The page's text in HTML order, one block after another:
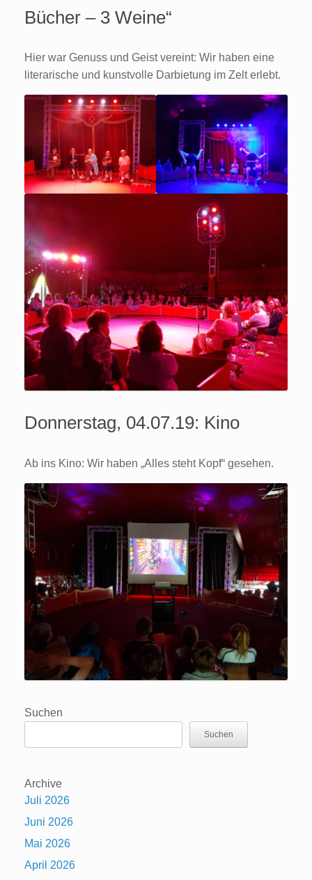
Bücher – 3 Weine“
Hier war Genuss und Geist vereint: Wir haben eine
literarische und kunstvolle Darbietung im Zelt erlebt.
Donnerstag, 04.07.19: Kino
Ab ins Kino: Wir haben „Alles steht Kopf“ gesehen.
Suchen
Suchen
Archive
Juli 2026
Juni 2026
Mai 2026
April 2026